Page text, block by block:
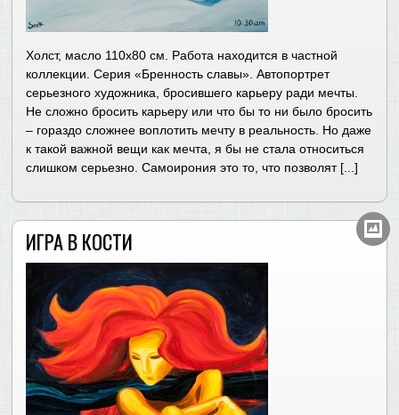
Холст, масло 110х80 см. Работа находится в частной
коллекции. Серия «Бренность славы». Автопортрет
серьезного художника, бросившего карьеру ради мечты.
Не сложно бросить карьеру или что бы то ни было бросить
– гораздо сложнее воплотить мечту в реальность. Но даже
к такой важной вещи как мечта, я бы не стала относиться
слишком серьезно. Самоирония это то, что позволят [...]
ИГРА В КОСТИ